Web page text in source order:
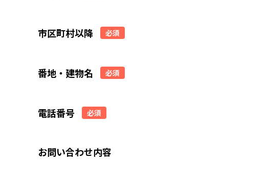
市区町村以降 必須
番地・建物名 必須
電話番号 必須
お問い合わせ内容